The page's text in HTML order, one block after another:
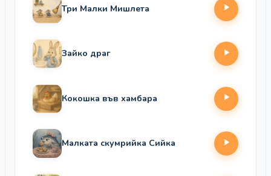
Три Малки Мишлета
Зайко драг
Кокошка във хамбара
Малката скумрийка Сийка